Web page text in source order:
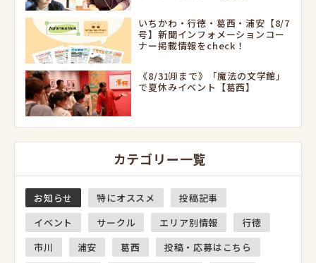
いちかわ・行徳・葛西・浦安【8/7
号】新聞インフォメーションコー
ナー掲載情報をcheck！
《8/31㈪まで》「魔法の文学館」
で夏休みイベント【葛西】
カテゴリー一覧
お知らせ 特にオススメ
投稿記事
イベント
サークル エリア別情報
行徳
市川
浦安 葛西
投稿・応募はこちら